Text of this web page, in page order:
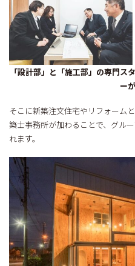
「設計部」と「施工部」の専門ス
ー
そこに新築注文住宅やリフォーム
築士事務所が加わることで、グル
れます。